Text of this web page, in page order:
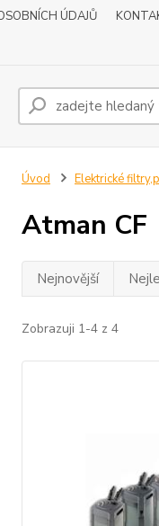
ÚDAJŮ
Úvod Elektrické
Atman CF
Nejnovější
Zobrazuji 1-4 z 4